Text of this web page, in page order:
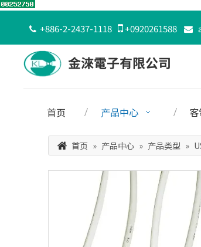
 +886-2-2437-1118 +0920261588 
首页 产品中心
首页 » 产品中心 » 产品类型 »